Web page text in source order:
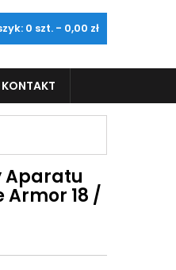
0 szt. - 0,00 zł
KONTAKT
Aparatu
Armor 18 /